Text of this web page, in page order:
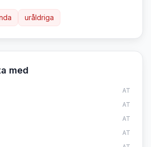
uråldriga
med
AT
AT
AT
AT